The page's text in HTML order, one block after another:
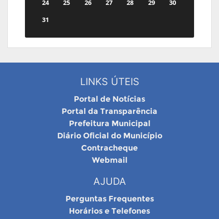
24 25 26 27 28 29
30
31
LINKS ÚTEIS
Portal de Notícias
Portal da Transparência
Prefeitura Municipal
Diário Oficial do Município
Contracheque
Webmail
AJUDA
Perguntas Frequentes
Horários e Telefones